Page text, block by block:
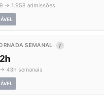
→ 1.958 admissões
SEMANAL I
43h semanais